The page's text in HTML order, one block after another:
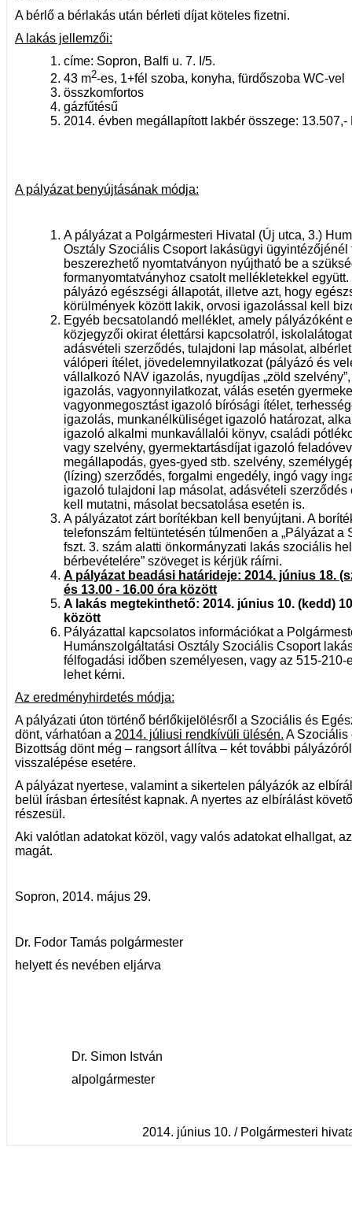
A bérlő a bérlakás után bérleti díjat köteles fizetni.
A lakás jellemzői:
címe: Sopron, Balfi u. 7. I/5.
43 m2-es, 1+fél szoba, konyha, fürdőszoba WC-vel
összkomfortos
gázfűtésű
2014. évben megállapított lakbér összege: 13.507,-
A pályázat benyújtásának módja:
A pályázat a Polgármesteri Hivatal (Új utca, 3.)
Osztály Szociális Csoport lakásügyi
beszerezhető nyomtatványon nyújtható be a
formanyomtatványhoz csatolt mellékletekkel
pályázó egészségi állapotát, illetve azt, hogy
körülmények között lakik, orvosi igazolással kell
Egyéb becsatolandó melléklet, amely pályázóként
közjegyzői okirat élettársi kapcsolatról,
adásvételi szerződés, tulajdoni lap másolat,
válóperi ítélet, jövedelemnyilatkozat (pályázó és
vállalkozó NAV igazolás, nyugdíjas „zöld
igazolás, vagyonnyilatkozat, válás esetén
vagyonmegosztást igazoló bírósági ítélet,
igazolás, munkanélküliséget igazoló határozat,
igazoló alkalmi munkavállalói könyv, családi
vagy szelvény, gyermektartásdíjat igazoló
megállapodás, gyes-gyed stb. szelvény,
(lízing) szerződés, forgalmi engedély, ingó vagy
igazoló tulajdoni lap másolat, adásvételi szerződés
kell mutatni, másolat becsatolása esetén is.
A pályázatot zárt borítékban kell benyújtani. A
telefonszám feltüntetésén túlmenően a „Pályázat a
fszt. 3. szám alatti önkormányzati lakás szociális
bérbevételére” szöveget is kérjük ráírni.
A pályázat beadási határideje: 2014. június 18.
és 13.00 - 16.00 óra között
A lakás megtekinthető: 2014. június 10. (kedd)
között
Pályázattal kapcsolatos információkat a
Humánszolgáltatási Osztály Szociális Csoport
félfogadási időben személyesen, vagy az 515-210-
lehet kérni.
Az eredményhirdetés módja:
A pályázati úton történő bérlőkijelölésről a Szociális és
dönt, várhatóan a 2014. júliusi rendkívüli ülésén. A Szociális
Bizottság dönt még – rangsort állítva – két további
visszalépése esetére.
A pályázat nyertese, valamint a sikertelen pályázók az
belül írásban értesítést kapnak. A nyertes az elbírálást
részesül.
Aki valótlan adatokat közöl, vagy valós adatokat elhallgat,
magát.
Sopron, 2014. május 29.
Dr. Fodor Tamás polgármester
helyett és nevében eljárva
Dr. Simon István
alpolgármester
2014. június 10. / Polgármesteri